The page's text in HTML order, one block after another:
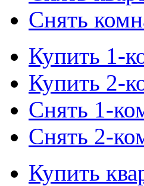
Снять
Купить 1-
Купить 2-
Снять 1-
Снять 2-
Купить